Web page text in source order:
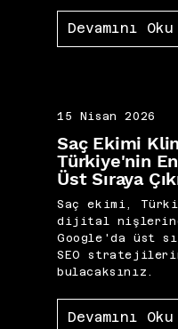
Devamını Oku
15 Nisan 2026
Saç Ekimi
Türkiye'nin
Üst Sıraya
Saç ekimi,
dijital
Google'da üst
SEO
bulacaksınız.
Devamını Oku